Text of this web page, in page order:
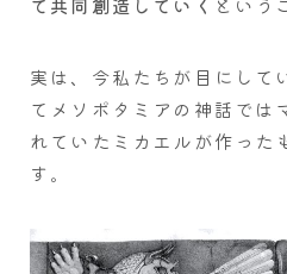
実は、今私たちが目にして
てメソポタミアの神話では
れていたミカエルが作った
す。